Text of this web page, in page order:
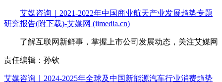
艾媒咨询｜2021-2022年中国商业航天产业发展趋势专题
研究报告(附下载)-艾媒网 (iimedia.cn)
了解互联网新鲜事，掌握上市公司发展动态，关注艾媒网
责任编辑：孙钦
艾媒咨询｜2024-2025年全球及中国新能源汽车行业消费趋势